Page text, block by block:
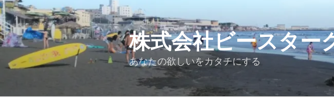
コ
ン
テ
ン
ツ
株式会社ビースター
あなたの欲しいをカタチにする